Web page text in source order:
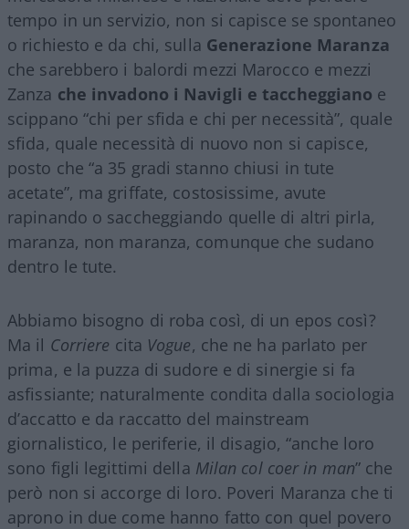
tempo in un servizio, non si capisce se spontaneo
o richiesto e da chi, sulla Generazione Maranza
che sarebbero i balordi mezzi Marocco e mezzi
Zanza che invadono i Navigli e taccheggiano e
scippano “chi per sfida e chi per necessità”, quale
sfida, quale necessità di nuovo non si capisce,
posto che “a 35 gradi stanno chiusi in tute
acetate”, ma griffate, costosissime, avute
rapinando o saccheggiando quelle di altri pirla,
maranza, non maranza, comunque che sudano
dentro le tute.
Abbiamo bisogno di roba così, di un epos così?
Ma il Corriere cita Vogue, che ne ha parlato per
prima, e la puzza di sudore e di sinergie si fa
asfissiante; naturalmente condita dalla sociologia
d’accatto e da raccatto del mainstream
giornalistico, le periferie, il disagio, “anche loro
sono figli legittimi della Milan col coer in man” che
però non si accorge di loro. Poveri Maranza che ti
aprono in due come hanno fatto con quel povero